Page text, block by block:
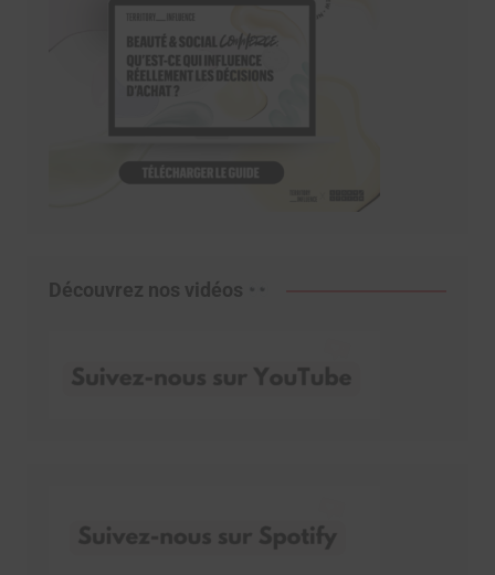
Découvrez nos vidéos